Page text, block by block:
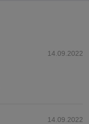
14.09.2022
14.09.2022